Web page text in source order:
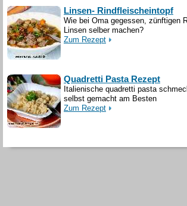
Linsen- Rindfleischeintopf
Wie bei Oma gegessen, zünftigen
Linsen selber machen?
Zum Rezept
Quadretti Pasta Rezept
Italienische quadretti pasta
selbst gemacht am Besten
Zum Rezept